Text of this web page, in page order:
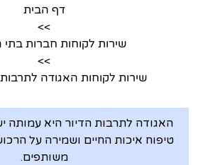
דף הבית
>>
שירות לקוחות חברות
>>
שירות לקוחות האגודה לתרבות
האגודה לתרבות הדיור היא
טיפוח איכות החיים ושמירה על
משותפים.